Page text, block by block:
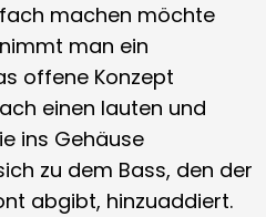
machen möchte
man ein
offene Konzept
einen lauten und
ins Gehäuse
zu dem Bass, den der
abgibt, hinzuaddiert.